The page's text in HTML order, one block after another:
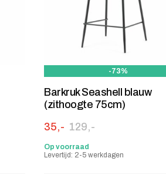
-73%
Barkruk Seashell blauw
(zithoogte 75cm)
129,-
Oorspronkelijke prijs
35,-
Huidige prijs is: 35,-.
Op voorraad
Levertijd: 2-5 werkdagen